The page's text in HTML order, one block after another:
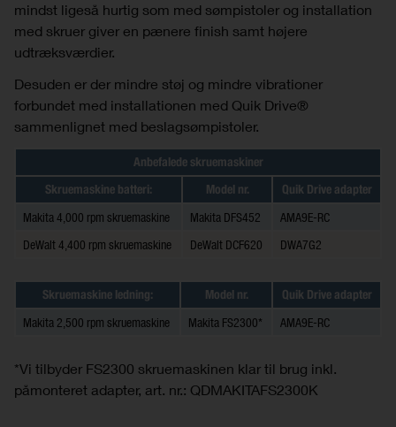
mindst ligeså hurtig som med sømpistoler og installation
med skruer giver en pænere finish samt højere
udtræksværdier.
Desuden er der mindre støj og mindre vibrationer
forbundet med installationen med Quik Drive®
sammenlignet med beslagsømpistoler.
Anbefalede skruemaskiner
Skruemaskine batteri:
Model nr. Quik Drive adapter
Makita 4,000 rpm skruemaskine Makita DFS452
AMA9E-RC
DeWalt 4,400 rpm skruemaskine
DeWalt DCF620 DWA7G2
Skruemaskine ledning: Model nr. Quik Drive adapter
Makita 2,500 rpm skruemaskine Makita FS2300* AMA9E-RC
*Vi tilbyder FS2300 skruemaskinen klar til brug inkl.
påmonteret adapter, art. nr.: QDMAKITAFS2300K